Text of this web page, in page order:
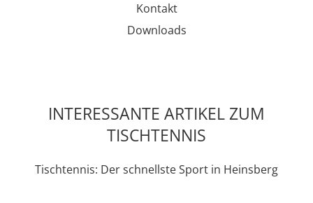
Kontakt
Downloads
INTERESSANTE ARTIKEL ZUM
TISCHTENNIS
Tischtennis: Der schnellste Sport in Heinsberg